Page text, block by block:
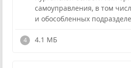
самоуправления, в том
и обособленных
4.1 МБ